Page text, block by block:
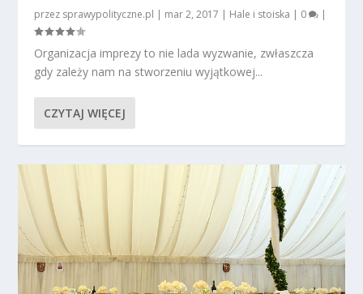
przez sprawypolityczne.pl mar 2, 2017 Hale i stoiska 0
Organizacja imprezy to nie lada wyzwanie, zwłaszcza
gdy zależy nam na stworzeniu wyjątkowej...
CZYTAJ WIĘCEJ